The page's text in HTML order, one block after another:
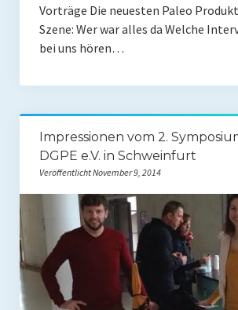
Vorträge Die neuesten Paleo
Szene: Wer war alles da Welche
bei uns hören…
Impressionen vom 2.
DGPE e.V. in Schweinfurt
Veröffentlicht November 9, 2014